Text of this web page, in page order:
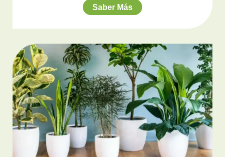
Saber Más